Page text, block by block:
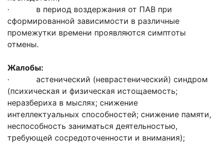
· в период воздержания от ПАВ при
сформированной зависимости в различные
промежутки времени проявляются симптоты
отмены.
Жалобы:
· астенический (неврастенический) синдром
(психическая и физическая истощаемость;
неразбериха в мыслях; снижение
интеллектуальных способностей; снижение памяти,
неспособность заниматься деятельностью,
требующей сосредоточенности и внимания);